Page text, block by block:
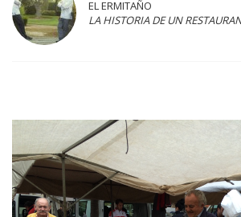
EL ERMITAÑO
LA HISTORIA DE UN